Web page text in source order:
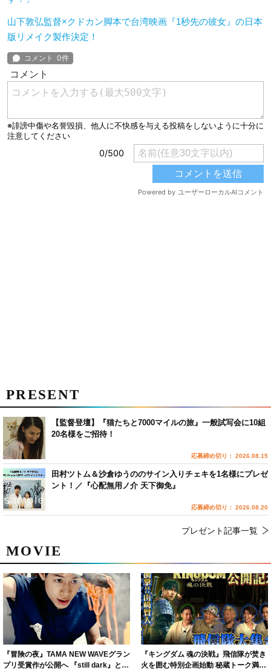
山下敦弘監督×クドカン脚本で台湾映画『1秒先の彼女』の日本
版リメイク製作決定！
MOVIE
『冒険の夜』TAMA NEW WAVEグラン
プリ受賞作が公開へ 『still dark』と同
『キングダム 魂の決戦』飛信隊が焚き
火を囲む特別企画始動 秘蔵トーク満載
PRESENT
【監督登壇】『猫たちと7000マイルの旅』一般試写会に10組
20名様をご招待！
応募締め切り： 2026.08.15
田村ツトム＆沙倉ゆうののサイン入りチェキを1名様にプレゼ
ント！／『心配無用ノ介 天下御免』
応募締め切り： 2026.08.20
プレゼント記事一覧